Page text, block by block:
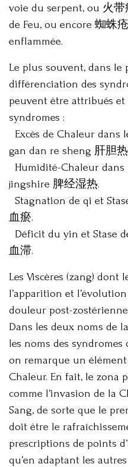
voie du serpent, ou 火
de Feu, ou encore 蜘蛛
enflammée.
Le plus souvent, dans le
différenciation des
peuvent être attribués et
syndromes :
Excès de Chaleur dans
gan dan re sheng 肝胆
Humidité-Chaleur dans
jingshire 脾经湿热.
Stagnation de qi et
血瘀.
Déficit du yin et Stase
血滞.
Les Viscères (zang) dont
l’apparition et
douleur post-
Dans les deux noms de
les noms des
on remarque un
Chaleur. En fait, le zona
comme l’invasion de la
Sang, de sorte que le
doit être le
prescriptions de points
qu’en adaptant les